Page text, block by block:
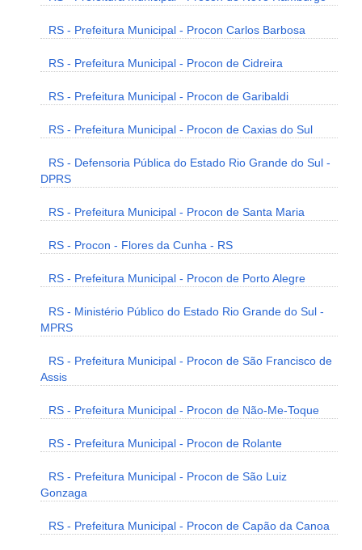
RS - Prefeitura Municipal - Procon Carlos Barbosa
RS - Prefeitura Municipal - Procon de Cidreira
RS - Prefeitura Municipal - Procon de Garibaldi
RS - Prefeitura Municipal - Procon de Caxias do Sul
RS - Defensoria Pública do Estado Rio Grande do Sul -
DPRS
RS - Prefeitura Municipal - Procon de Santa Maria
RS - Procon - Flores da Cunha - RS
RS - Prefeitura Municipal - Procon de Porto Alegre
RS - Ministério Público do Estado Rio Grande do Sul -
MPRS
RS - Prefeitura Municipal - Procon de São Francisco de
Assis
RS - Prefeitura Municipal - Procon de Não-Me-Toque
RS - Prefeitura Municipal - Procon de Rolante
RS - Prefeitura Municipal - Procon de São Luiz
Gonzaga
RS - Prefeitura Municipal - Procon de Capão da Canoa